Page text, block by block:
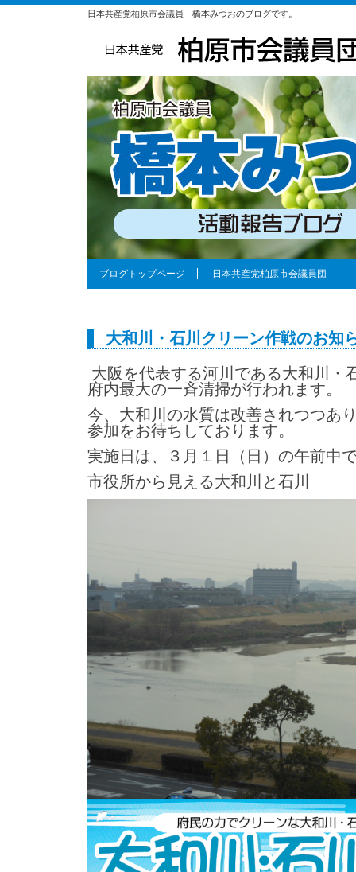
日本共産党柏原市会議員 橋本みつおのブログです。
ブログトップページ 日本共産党柏原市会議員団
大和川・石川クリーン作戦のお知
大阪を代表する河川である大和川・
府内最大の一斉清掃が行われます。
今、大和川の水質は改善されつつあ
参加をお待ちしております。
実施日は、３月１日（日）の午前中
市役所から見える大和川と石川